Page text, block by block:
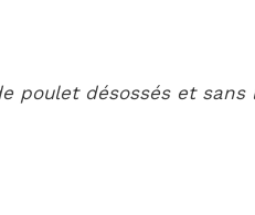
poulet désossés et sans